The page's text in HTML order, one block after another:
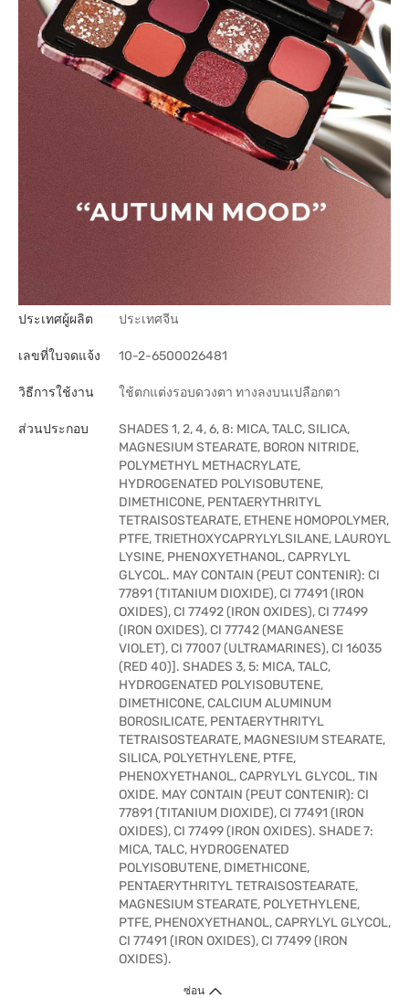
ประเทศผู้ผลิต ประเทศจีน
เลขที่ใบจดแจ้ง 10-2-6500026481
วิธีการใช้งาน ใช้ตกแต่งรอบดวงตา ทางลงบนเปลือกตา
ส่วนประกอบ
SHADES 1, 2, 4, 6, 8: MICA, TALC, SILICA,
MAGNESIUM STEARATE, BORON NITRIDE,
POLYMETHYL METHACRYLATE,
HYDROGENATED POLYISOBUTENE,
DIMETHICONE, PENTAERYTHRITYL
TETRAISOSTEARATE, ETHENE HOMOPOLYMER,
PTFE, TRIETHOXYCAPRYLYLSILANE, LAUROYL
LYSINE, PHENOXYETHANOL, CAPRYLYL
GLYCOL. MAY CONTAIN (PEUT CONTENIR): CI
77891 (TITANIUM DIOXIDE), CI 77491 (IRON
OXIDES), CI 77492 (IRON OXIDES), CI 77499
(IRON OXIDES), CI 77742 (MANGANESE
VIOLET), CI 77007 (ULTRAMARINES), CI 16035
(RED 40)]. SHADES 3, 5: MICA, TALC,
HYDROGENATED POLYISOBUTENE,
DIMETHICONE, CALCIUM ALUMINUM
BOROSILICATE, PENTAERYTHRITYL
TETRAISOSTEARATE, MAGNESIUM STEARATE,
SILICA, POLYETHYLENE, PTFE,
PHENOXYETHANOL, CAPRYLYL GLYCOL, TIN
OXIDE. MAY CONTAIN (PEUT CONTENIR): CI
77891 (TITANIUM DIOXIDE), CI 77491 (IRON
OXIDES), CI 77499 (IRON OXIDES). SHADE 7:
MICA, TALC, HYDROGENATED
POLYISOBUTENE, DIMETHICONE,
PENTAERYTHRITYL TETRAISOSTEARATE,
MAGNESIUM STEARATE, POLYETHYLENE,
PTFE, PHENOXYETHANOL, CAPRYLYL GLYCOL,
CI 77491 (IRON OXIDES), CI 77499 (IRON
OXIDES).
ซ่อน